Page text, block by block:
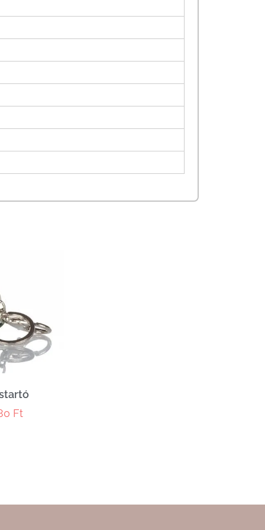
Ft